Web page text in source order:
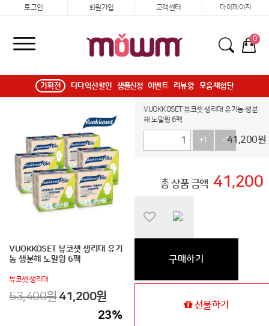
로그인 회원가입 고객센터 마이페이지
0
기획전 다다익선할인 샘플신청 이벤트 리뷰왕 모움체험단
VUOKKOSET 뷰코셋 생리대 유기
농 생분해 노말윙 6팩
뷰코셋 생리대
53,400원41,200원
23%
VUOKKOSET 뷰코셋 생리대 유기농 생분
해 노말윙 6팩
+1 -141,200원
총 상품 금액 41,200
구매하기
선물하기